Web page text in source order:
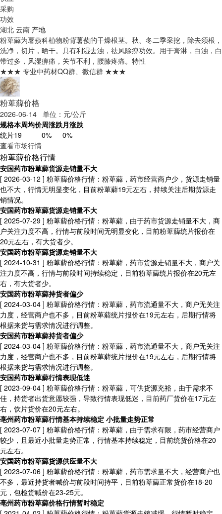
采购
功效
湖北 云南 产地
粉萆薢为薯蓣科植物粉背薯蓣的干燥根茎。秋、冬二季采挖，除去须根，
洗净，切片，晒干。具有利湿去浊，祛风除痹功效。用于膏淋，白浊，白
带过多，风湿痹痛，关节不利，腰膝疼痛。 特性
★★★ 专业中药材QQ群、微信群 ★★★
粉萆薢价格
2026-06-14 单位：元/公斤
规格本周均价周涨跌月涨跌
统片19 0%
0%
查看市场行情
粉萆薢价格行情
安国药市粉萆薢货源走销量不大
[ 2026-03-12 ] 粉萆薢价格行情：粉萆薢，药市经营商户少，货源走销量
也不大，行情无明显变化，目前粉萆薢19元左右，持续关注后期货源走
销情况。
安国药市粉萆薢货源走销量不大
[ 2025-07-29 ] 粉萆薢价格行情：粉萆薢，由于药市货源走销量不大，商
户关注力度不高，行情与前段时间无明显变化，目前粉萆薢统片报价在
20元左右，有大货者少。
安国药市粉萆薢货源走销量不大
[ 2024-10-31 ] 粉萆薢价格行情：粉萆薢，药市货源走销量不大，商户关
注力度不高，行情与前段时间持续稳定，目前粉萆薢统片报价在20元左
右，有大货者少。
安国药市粉萆薢持货者偏少
[ 2024-03-04 ] 粉萆薢价格行情：粉萆薢，药市流通量不大，商户无关注
力度，经营商户也不多，目前粉萆薢统片报价在19元左右，后期行情将
根据来货与需求情况进行调整。
安国药市粉萆薢持货者偏少
[ 2024-03-04 ] 粉萆薢价格行情：粉萆薢，药市流通量不大，商户无关注
力度，经营商户也不多，目前粉萆薢统片报价在19元左右，后期行情将
根据来货与需求情况进行调整。
安国药市粉萆薢行情表现低迷
[ 2023-09-04 ] 粉萆薢价格行情：粉萆薢，可供货源充裕，由于需求不
佳，持货者出货意愿较强，导致行情表现低迷，目前药厂货价在17元左
右，饮片货价在20元左右。
亳州药市粉萆薢行情基本持续稳定 小批量走势正常
[ 2023-07-07 ] 粉萆薢价格行情：粉萆薢，由于需求有限，药市经营商户
较少，且最近小批量走势正常，行情基本持续稳定，目前统货价格在20
元左右。
安国药市粉萆薢货源供应量不大
[ 2023-07-06 ] 粉萆薢价格行情：粉萆薢，药市需求量不大，经营商户也
不多，最近持货者喊价与前段时间持平，目前粉萆薢正常货价在18-20
元，包检货喊价在23-25元。
亳州药市粉萆薢价格行情暂时稳定